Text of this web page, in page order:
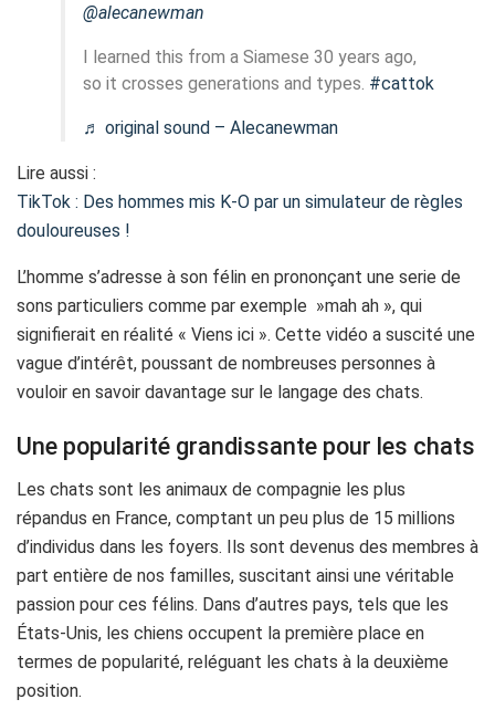
@alecanewman
I learned this from a Siamese 30 years ago,
so it crosses generations and types. #cattok
♬ original sound – Alecanewman
Lire aussi :
TikTok : Des hommes mis K-O par un simulateur de règles
douloureuses !
L’homme s’adresse à son félin en prononçant une serie de
sons particuliers comme par exemple »mah ah », qui
signifierait en réalité « Viens ici ». Cette vidéo a suscité une
vague d’intérêt, poussant de nombreuses personnes à
vouloir en savoir davantage sur le langage des chats.
Une popularité grandissante pour les chats
Les chats sont les animaux de compagnie les plus
répandus en France, comptant un peu plus de 15 millions
d’individus dans les foyers. Ils sont devenus des membres à
part entière de nos familles, suscitant ainsi une véritable
passion pour ces félins. Dans d’autres pays, tels que les
États-Unis, les chiens occupent la première place en
termes de popularité, reléguant les chats à la deuxième
position.